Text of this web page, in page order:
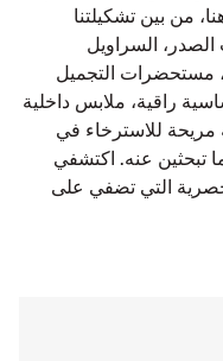
من بين تشكيلتنا
الصدر، السراويل
مستحضرات التجميل
راقية، ملابس داخلية
مريحة للاسترخاء في
تبحثين عنه. اكتشفي
التي تضفي على